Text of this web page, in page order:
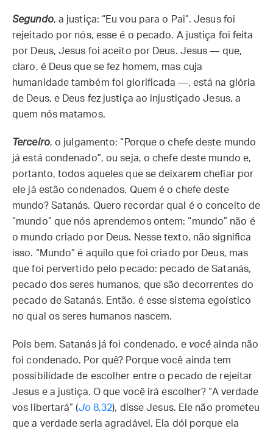
Segundo, a justiça: “Eu vou para o Pai”. Jesus foi
rejeitado por nós, esse é o pecado. A justiça foi feita
por Deus, Jesus foi aceito por Deus. Jesus — que,
claro, é Deus que se fez homem, mas cuja
humanidade também foi glorificada —, está na glória
de Deus, e Deus fez justiça ao injustiçado Jesus, a
quem nós matamos.
Terceiro, o julgamento: “Porque o chefe deste mundo
já está condenado”, ou seja, o chefe deste mundo e,
portanto, todos aqueles que se deixarem chefiar por
ele já estão condenados. Quem é o chefe deste
mundo? Satanás. Quero recordar qual é o conceito de
“mundo” que nós aprendemos ontem: “mundo” não é
o mundo criado por Deus. Nesse texto, não significa
isso. “Mundo” é aquilo que foi criado por Deus, mas
que foi pervertido pelo pecado: pecado de Satanás,
pecado dos seres humanos, que são decorrentes do
pecado de Satanás. Então, é esse sistema egoístico
no qual os seres humanos nascem.
Pois bem, Satanás já foi condenado, e você ainda não
foi condenado. Por quê? Porque você ainda tem
possibilidade de escolher entre o pecado de rejeitar
Jesus e a justiça. O que você irá escolher? “A verdade
vos libertará” (Jo8,32), disse Jesus. Ele não prometeu
que a verdade seria agradável. Ela dói porque ela